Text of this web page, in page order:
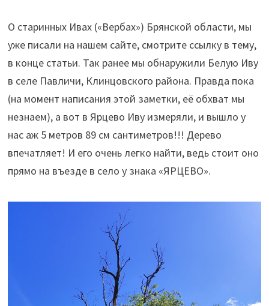
О старинных Ивах («Вербах») Брянской области, мы
уже писали на нашем сайте, смотрите ссылку в тему,
в конце статьи. Так ранее мы обнаружили Белую Иву
в селе Павличи, Клинцовского района. Правда пока
(на момент написания этой заметки, её обхват мы
незнаем), а вот в Ярцево Иву измеряли, и вышло у
нас аж 5 метров 89 см сантиметров!!! Дерево
впечатляет! И его очень легко найти, ведь стоит оно
прямо на въезде в село у знака «ЯРЦЕВО».